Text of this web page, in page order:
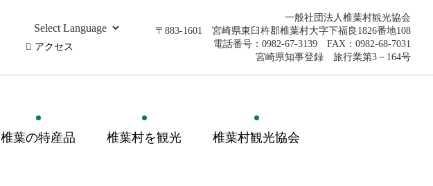
アクセス
一般社団法人椎葉村観光協会
〒883-1601 宮崎県東臼杵郡椎葉村大字下福良1826番地108
電話番号：0982-67-3139 FAX：0982-68-7031
宮崎県知事登録 旅行業第3－164号
椎葉の特産品 椎葉村を観光 椎葉村観光協会